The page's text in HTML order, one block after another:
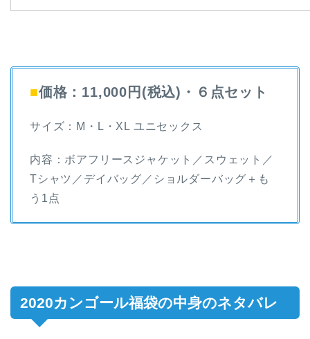
■価格：11,000円(税込)・６点セット
サイズ：M・L・XL ユニセックス
内容：ボアフリースジャケット／スウェット／
Tシャツ／デイバッグ／ショルダーバッグ＋も
う1点
2020カンゴール福袋の中身のネタバレ